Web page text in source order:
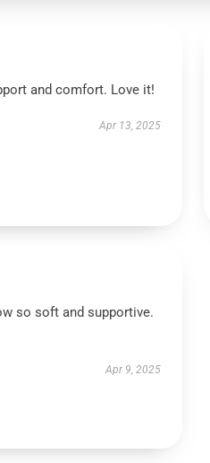
and comfort. Love it!
Apr 13, 2025
so soft and supportive.
Apr 9, 2025